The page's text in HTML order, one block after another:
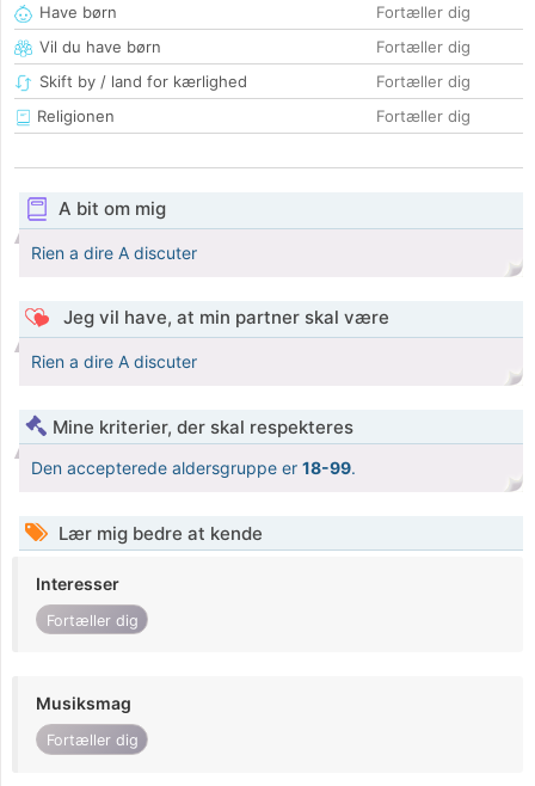
Have børn
Fortæller dig
Vil du have børn
Fortæller dig
Skift by / land for kærlighed
Fortæller dig
Religionen
Fortæller dig
A bit om mig
Rien a dire A discuter
Jeg vil have, at min partner skal være
Rien a dire A discuter
Mine kriterier, der skal respekteres
Den accepterede aldersgruppe er 18-99.
Lær mig bedre at kende
Interesser
Fortæller dig
Musiksmag
Fortæller dig